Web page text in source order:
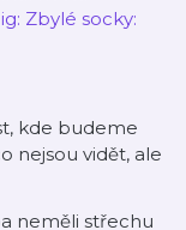
Zbylé socky:
kde budeme
nejsou vidět, ale
neměli střechu